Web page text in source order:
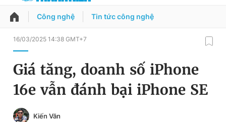
QUẢNG CÁO ĐẶT BÁO
Chuyên mục
Chuyên mục khác
Đổi mật khẩu
Tin đã lưu
Tin đã xem
Công nghệ Tin tức công nghệ
16/03/2025 14:38 GMT+7
Giá tăng, doanh số iPhone
16e vẫn đánh bại iPhone SE
Kiến Văn